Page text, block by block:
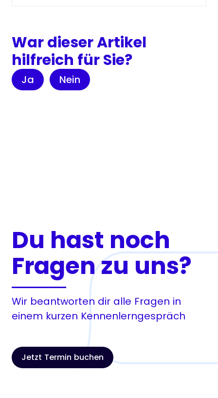
War dieser Artikel
hilfreich für Sie?
Ja Nein
Du hast noch
Fragen zu uns?
Wir beantworten dir alle Fragen in
einem kurzen Kennenlerngespräch
Jetzt Termin buchen